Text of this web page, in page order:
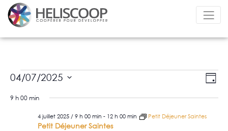
Jour
04/07/2025
une
9 h 00 min
Petit Déjeuner Saintes
4 juillet 2025 / 9 h 00 min - 12 h 00 min Petit Déjeuner Saintes